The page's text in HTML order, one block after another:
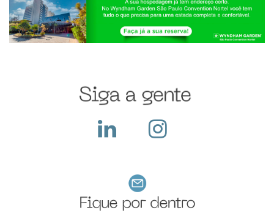
exige um alto
investimento pois
construir seu sta...